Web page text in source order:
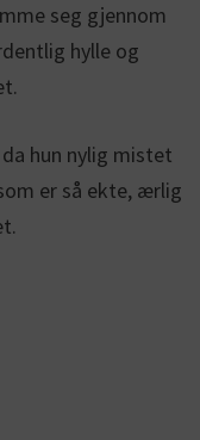
seg gjennom
hylle og
hun nylig mistet
er så ekte, ærlig